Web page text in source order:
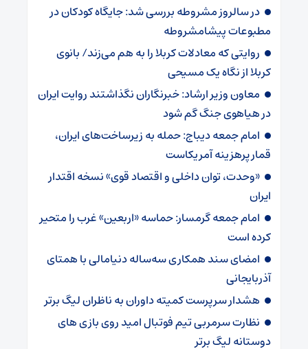
در سالروز مشروطه بررسی شد: جایگاه کودکان در
مطبوعات پیشامشروطه
روایتی که معادلات کربلا را به هم می‌زند/ بانوی
کربلا از نگاه یک مسیحی
معاون وزیر ارشاد: خبرنگاران نگذاشتند روایت ایران
در هیاهوی جنگ گم شود
امام جمعه دیباج: حمله به زیرساخت‌های ایران،
قمار پرهزینه آمریکاست
«وحدت، توان داخلی و اقتصاد قوی» نسخه اقتدار
ایران
امام جمعه گرمسار: حماسه «اربعین» غرب را متحیر
کرده است
امضای سند همکاری سه‌ساله دنیامالی با همتای
آذربایجانی
هشدار سرپرست ‌کمیته داوران به ناظران لیگ برتر
نظارت سرمربی تیم‌ فوتبال امید روی بازی های
دوستانه لیگ برتر